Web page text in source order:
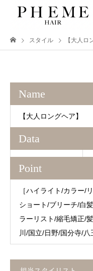
スタイル 【大人ロ
Name
【大人ロングヘア】
Data
Point
［ハイライト/カラー/
ショート/ブリーチ/白
ラーリスト/縮毛矯正/
川/国立/日野/国分寺/八